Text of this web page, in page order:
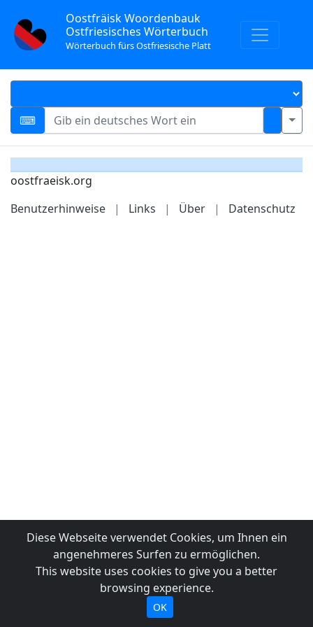
Oostfräisk Woordenbauk
Ostfriesisches Wörterbuch
Wörterbuch fürs Ostfriesische Platt
oostfraeisk.org
Benutzerhinweise
| Links | Über | Datenschutz
Diese Webseite verwendet Cookies, um Ihnen ein
angenehmeres Surfen zu ermöglichen.
This website uses cookies to give you a better
browsing experience.
OK